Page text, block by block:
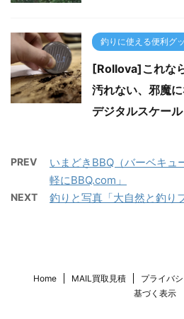
釣りに使える便利グ
[Rollova]これな
汚れない、邪魔
デジタルスケール
PREV
いまどきBBQ（バーベキュ
軽にBBQ.com」
NEXT 釣りと写真「大自然と釣り
Home MAIL買取見積 プライバ
基づく表示